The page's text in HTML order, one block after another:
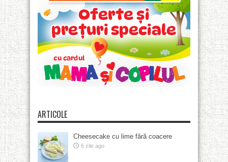
ARTICOLE
Cheesecake cu lime fără coacere
6 zile ago